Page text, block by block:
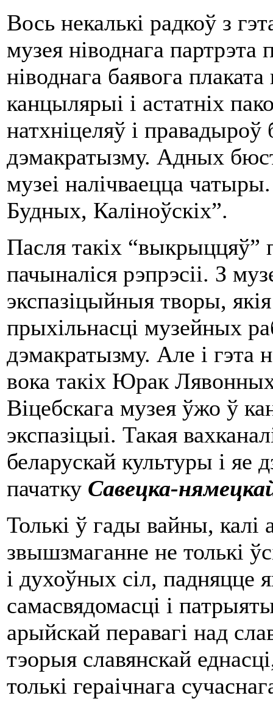
Вось некалькі радкоў з
музея ніводнага
ніводнага баявога
канцылярыі і астатніх
натхніцеляў і
дэмакратызму. Адных
музеі налічваецца
Будных, Каліноўскіх”.
Пасля такіх “выкрыццяў”
пачыналіся рэпрэсіі. З
экспазіцыйныя творы,
прыхільнасці музейных
дэмакратызму. Але і гэта
вока такіх Юрак
Віцебскага музея ўжо ў
экспазіцыі. Такая
беларускай культуры і яе
пачатку Савецка-
Толькі ў гады вайны, калі
звышзмаганне не толькі
і духоўных сіл, падняцце
самасвядомасці і
арыйскай перавагі над
тэорыя славянскай
толькі гераічнага